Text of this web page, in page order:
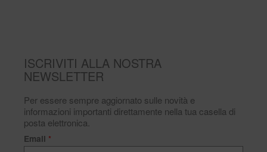
ISCRIVITI ALLA NOSTRA
NEWSLETTER
Per essere sempre aggiornato sulle novità e
informazioni importanti direttamente nella tua casella di
posta elettronica.
Email *